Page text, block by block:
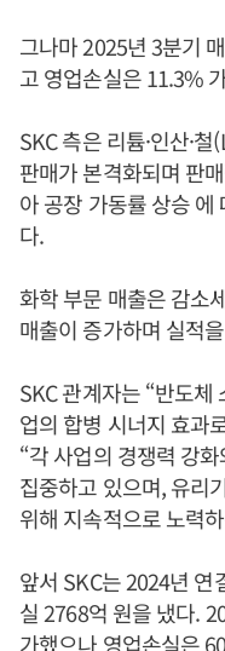
그나마 2025년 3분기
고 영업손실은 11.3%
SKC 측은 리튬·인산·
판매가 본격화되며 판
아 공장 가동률 상승 에
다.
화학 부문 매출은 감소
매출이 증가하며 실적
SKC 관계자는 “반도
업의 합병 시너지 효과
“각 사업의 경쟁력 강
집중하고 있으며, 유리
위해 지속적으로 노력
앞서 SKC는 2024년
실 2768억 원을 냈다.
가했으나 영업손실은